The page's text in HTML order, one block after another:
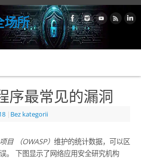
场所
序最常见的漏洞
| Bez kategorii
目 （OWASP） 维护的统计数据，可以区
。 下图显示了网络应用安全研究机构